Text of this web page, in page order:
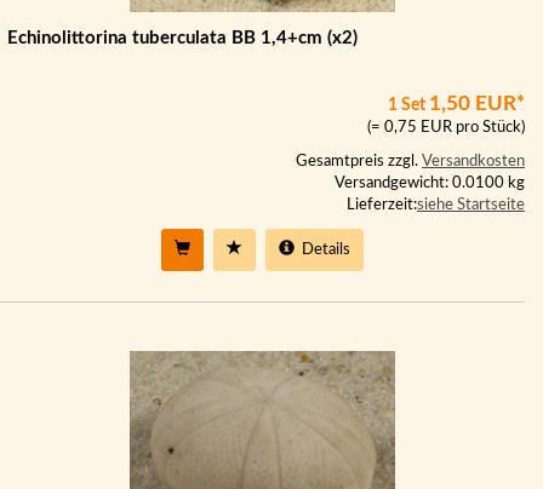
Echinolittorina tuberculata BB 1,4+cm (x2)
1 Set 1,50 EUR*
(= 0,75 EUR pro Stück)
Gesamtpreis zzgl. Versandkosten
Versandgewicht: 0.0100 kg
Lieferzeit:siehe Startseite
Details